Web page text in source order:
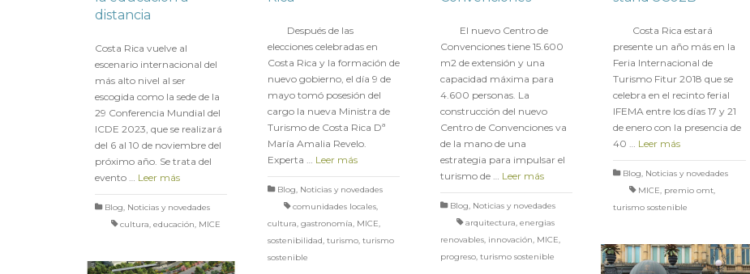
distancia
Costa Rica vuelve al
escenario internacional del
más alto nivel al ser
escogida como la sede de la
29 Conferencia Mundial del
ICDE 2023, que se realizará
del 6 al 10 de noviembre del
próximo año. Se trata del
evento … Leer más
Blog, Noticias y novedades
cultura, educación, MICE
Después de las
elecciones celebradas en
Costa Rica y la formación de
nuevo gobierno, el día 9 de
mayo tomó posesión del
cargo la nueva Ministra de
Turismo de Costa Rica Dª
María Amalia Revelo.
Experta … Leer más
Blog, Noticias y novedades
comunidades locales,
cultura,gastronomía, MICE,
sostenibilidad,turismo,turismo
sostenible
El nuevo Centro de
Convenciones tiene 15.600
m2 de extensión y una
capacidad máxima para
4.600 personas. La
construcción del nuevo
Centro de Convenciones va
de la mano de una
estrategia para impulsar el
turismo de … Leer más
Blog, Noticias y novedades
arquitectura,energias
renovables, innovación, MICE,
progreso,turismo sostenible
Costa Rica estará
presente un año más en la
Feria Internacional de
Turismo Fitur 2018 que se
celebra en el recinto ferial
IFEMA entre los días 17 y 21
de enero con la presencia de
40 … Leer más
Blog, Noticias y novedades
MICE, premio omt,
turismo sostenible